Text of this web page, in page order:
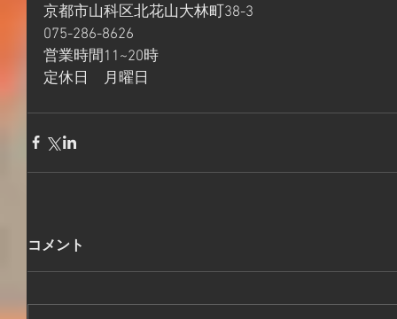
京都市山科区北花山大林町38-3
075-286-8626
営業時間11~20時
定休日　月曜日
コメント